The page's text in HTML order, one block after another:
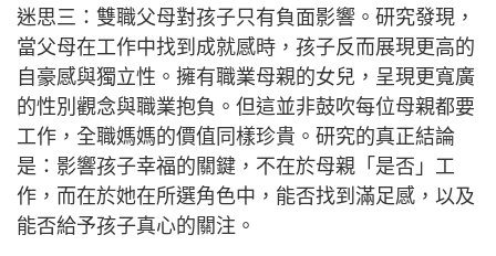
迷思三：雙職父母對孩子只有負面影響。研究發現，
當父母在工作中找到成就感時，孩子反而展現更高的
自豪感與獨立性。擁有職業母親的女兒，呈現更寬廣
的性別觀念與職業抱負。但這並非鼓吹每位母親都要
工作，全職媽媽的價值同樣珍貴。研究的真正結論
是：影響孩子幸福的關鍵，不在於母親「是否」工
作，而在於她在所選角色中，能否找到滿足感，以及
能否給予孩子真心的關注。